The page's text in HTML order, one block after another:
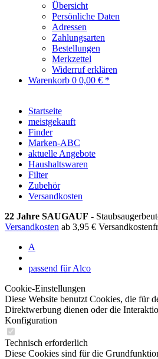
Übersicht
Persönliche Daten
Adressen
Zahlungsarten
Bestellungen
Merkzettel
Widerruf erklären
Warenkorb 0 0,00 € *
Startseite
meistgekauft
Finder
Marken-ABC
aktuelle Angebote
Haushaltswaren
Filter
Zubehör
Versandkosten
22 Jahre SAUGAUF -
Versandkosten ab 3,95 €
A
passend für Alco
Cookie-Einstellungen
Diese Website benutzt Cookies, die für
Direktwerbung dienen oder die
Konfiguration
Technisch erforderlich
Diese Cookies sind für die